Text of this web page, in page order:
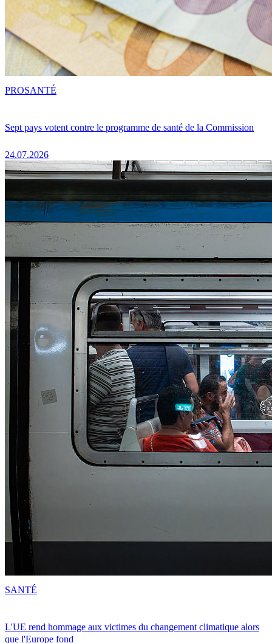
Sept pays votent contre le programme de santé de la Commission
24.07.2026
PROSANTÉ
L'UE rend hommage aux victimes du changement climatique alors
que l'Europe fond
SANTÉ